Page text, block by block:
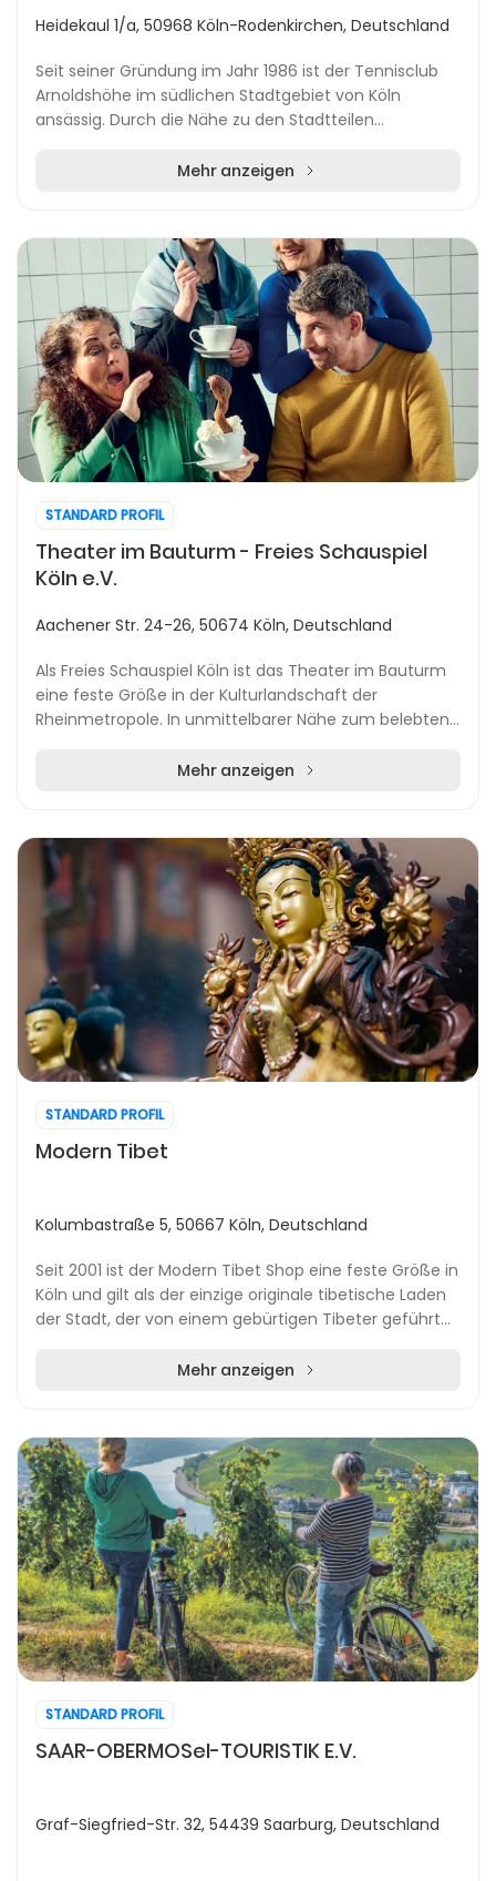
Heidekaul 1/a, 50968 Köln-Rodenkirchen, Deutschland
Seit seiner Gründung im Jahr 1986 ist der Tennisclub
Arnoldshöhe im südlichen Stadtgebiet von Köln
ansässig. Durch die Nähe zu den Stadtteilen
Mehr anzeigen
STANDARD PROFIL
Theater im Bauturm - Freies Schauspiel
Köln e.V.
Aachener Str. 24-26, 50674 Köln, Deutschland
Als Freies Schauspiel Köln ist das Theater im Bauturm
eine feste Größe in der Kulturlandschaft der
Rheinmetropole. In unmittelbarer Nähe zum belebten
Mehr anzeigen
STANDARD PROFIL
Modern Tibet
Kolumbastraße 5, 50667 Köln, Deutschland
Seit 2001 ist der Modern Tibet Shop eine feste Größe in
Köln und gilt als der einzige originale tibetische Laden
der Stadt, der von einem gebürtigen Tibeter geführt
Mehr anzeigen
STANDARD PROFIL
SAAR-OBERMOSel-TOURISTIK E.V.
Graf-Siegfried-Str. 32, 54439 Saarburg, Deutschland